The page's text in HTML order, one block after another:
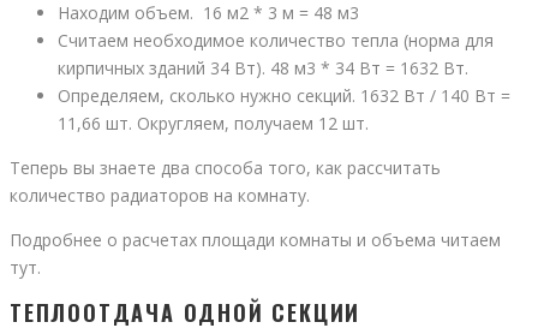
Находим объем. 16 м2 * 3 м = 48 м3
Считаем необходимое количество тепла (норма для
кирпичных зданий 34 Вт). 48 м3 * 34 Вт = 1632 Вт.
Определяем, сколько нужно секций. 1632 Вт / 140 Вт =
11,66 шт. Округляем, получаем 12 шт.
Теперь вы знаете два способа того, как рассчитать
количество радиаторов на комнату.
Подробнее о расчетах площади комнаты и объема читаем
тут.
ТЕПЛООТДАЧА ОДНОЙ СЕКЦИИ